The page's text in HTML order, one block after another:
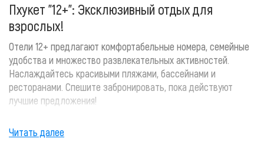
Пхукет "12+": Эксклюзивный отдых для
взрослых!
Отели 12+ предлагают комфортабельные номера, семейные
удобства и множество развлекательных активностей.
Наслаждайтесь красивыми пляжами, бассейнами и
ресторанами. Спешите забронировать, пока действуют
лучшие предложения!
Читать далее